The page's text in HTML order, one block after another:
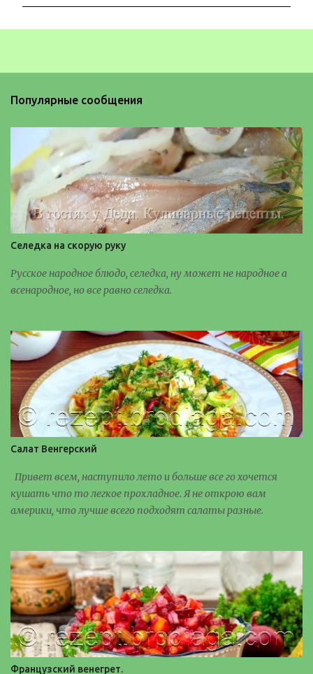
а
и
Популярные сообщения
Селедка на скорую руку
Русское народное блюдо, селедка, ну может не народное а
всенародное, но все равно селедка.
Салат Венгерский
Привет всем, наступило лето и больше все го хочется
кушать что то легкое прохладное. Я не открою вам
америки, что лучше всего подходят салаты разные.
Французский венегрет.